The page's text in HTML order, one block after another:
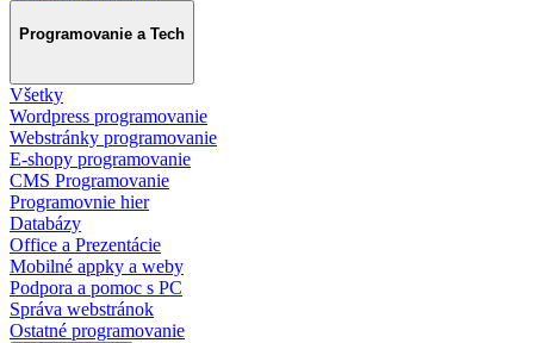
Programovanie a Tech
Všetky
Wordpress programovanie
Webstránky programovanie
E-shopy programovanie
CMS Programovanie
Programovnie hier
Databázy
Office a Prezentácie
Mobilné appky a weby
Podpora a pomoc s PC
Správa webstránok
Ostatné programovanie